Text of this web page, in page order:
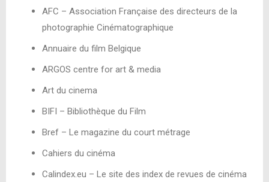
AFC – Association Française des directeurs de la
photographie Cinématographique
Annuaire du film Belgique
ARGOS centre for art & media
Art du cinema
BIFI – Bibliothèque du Film
Bref – Le magazine du court métrage
Cahiers du cinéma
Calindex.eu – Le site des index de revues de cinéma